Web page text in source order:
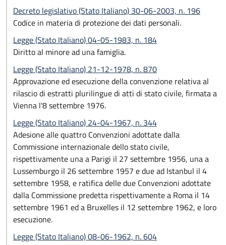
Decreto legislativo (Stato Italiano) 30-06-2003, n. 196
Codice in materia di protezione dei dati personali.
Legge (Stato Italiano) 04-05-1983, n. 184
Diritto al minore ad una famiglia.
Legge (Stato Italiano) 21-12-1978, n. 870
Approvazione ed esecuzione della convenzione relativa al
rilascio di estratti plurilingue di atti di stato civile, firmata a
Vienna l'8 settembre 1976.
Legge (Stato Italiano) 24-04-1967, n. 344
Adesione alle quattro Convenzioni adottate dalla
Commissione internazionale dello stato civile,
rispettivamente una a Parigi il 27 settembre 1956, una a
Lussemburgo il 26 settembre 1957 e due ad Istanbul il 4
settembre 1958, e ratifica delle due Convenzioni adottate
dalla Commissione predetta rispettivamente a Roma il 14
settembre 1961 ed a Bruxelles il 12 settembre 1962, e loro
esecuzione.
Legge (Stato Italiano) 08-06-1962, n. 604